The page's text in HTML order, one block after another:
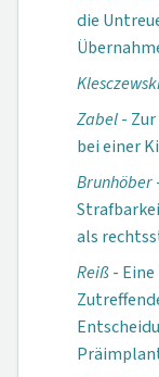
die
Zabel-
bei einer
Brunhöber
als
Reiß-